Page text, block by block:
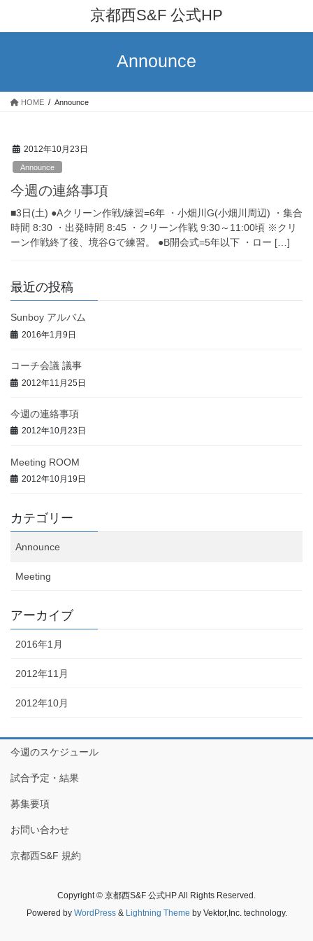
テ
ス
ゲ
ン
京都西S&F 公式HP
Announce
HOME Announce
2012年10月23日
Announce
今週の連絡事項
■3日(土) ●Aクリーン作戦/練習=6年 ・小畑川G(小畑川周辺) ・集合
時間 8:30 ・出発時間 8:45 ・クリーン作戦 9:30～11:00頃 ※クリ
ーン作戦終了後、境谷Gで練習。 ●B開会式=5年以下 ・ロー […]
最近の投稿
Sunboy アルバム
2016年1月9日
コーチ会議 議事
2012年11月25日
今週の連絡事項
2012年10月23日
Meeting ROOM
2012年10月19日
カテゴリー
Announce
Meeting
アーカイブ
2016年1月
2012年11月
2012年10月
今週のスケジュール
試合予定・結果
募集要項
お問い合わせ
京都西S&F 規約
Copyright © 京都西S&F 公式HP All Rights Reserved.
Powered by WordPress& Lightning Theme by Vektor,Inc. technology.